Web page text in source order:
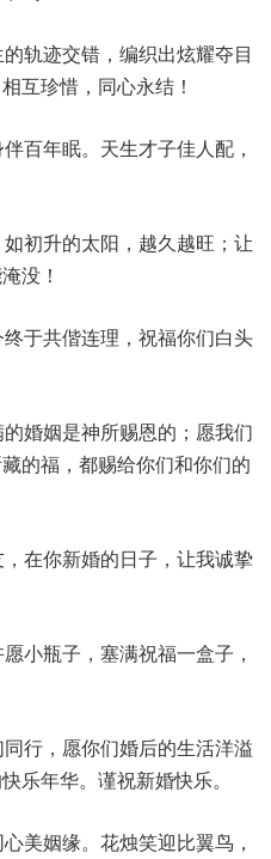
轨迹交错，编织出炫耀夺目
互珍惜，同心永结！
百年眠。天生才子佳人配，
初升的太阳，越久越旺；让
没！
于共偕连理，祝福你们白头
婚姻是神所赐恩的；愿我们
的福，都赐给你们和你们的
在你新婚的日子，让我诚挚
小瓶子，塞满祝福一盒子，
行，愿你们婚后的生活洋溢
乐年华。谨祝新婚快乐。
美姻缘。花烛笑迎比翼鸟，